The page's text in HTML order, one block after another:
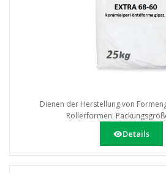
Dienen der Herstellung von
Rollerformen.
Details